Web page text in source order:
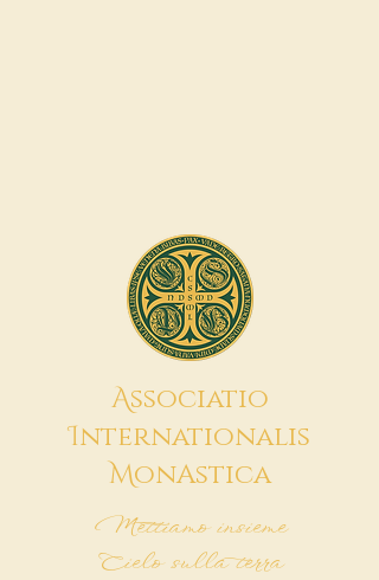
Associatio
Internationalis
MonAstica
Mettiamo insieme
Cielo sulla terra